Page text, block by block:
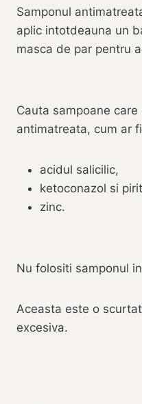
Samponul
aplic intotdeauna un
masca de par pentru
Cauta sampoane
antimatreata, cum ar
acidul salicilic,
ketoconazol si
zinc.
Nu folositi samponul
Aceasta este o
excesiva.